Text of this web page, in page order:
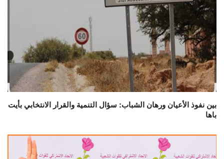
بين نفوذ الأعيان ورهان الشباب: سؤال التنمية والقرار الانتخابي بأيت
باها